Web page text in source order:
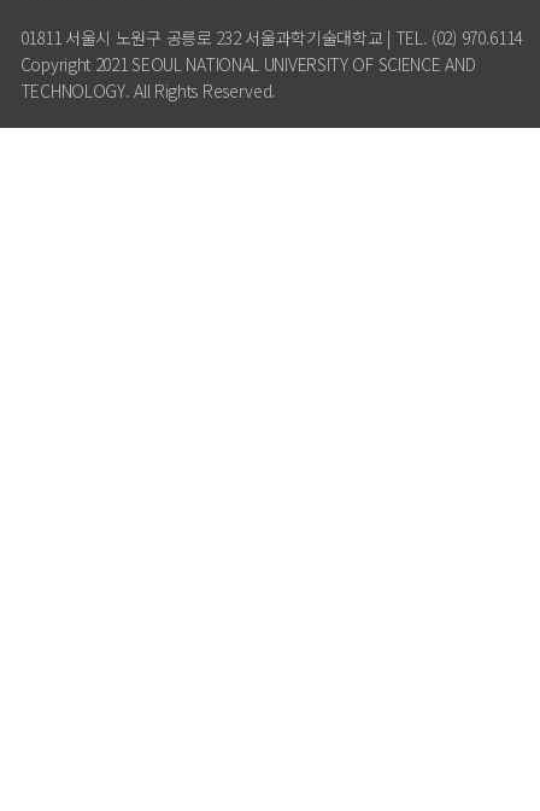
01811 서울시 노원구 공릉로 232 서울과학기술대학교 | TEL. (02) 970.6114
Copyright 2021 SEOUL NATIONAL UNIVERSITY OF SCIENCE AND
TECHNOLOGY. All Rights Reserved.